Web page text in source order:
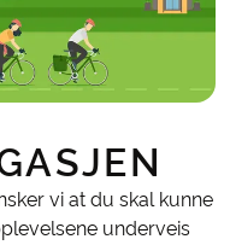
vi at du skal kunne
underveis